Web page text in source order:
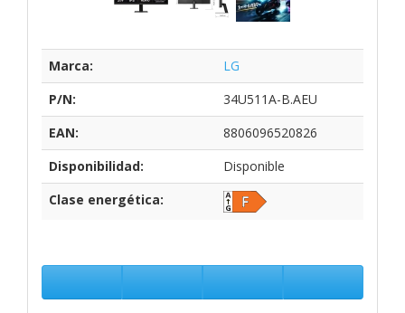
Marca:
LG
P/N:
34U511A-B.AEU
EAN:
8806096520826
Disponibilidad:
Disponible
Clase energética: